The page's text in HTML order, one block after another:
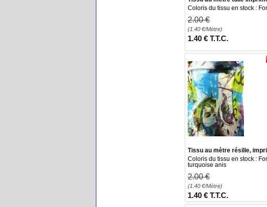
Coloris du tissu en stock :
2.00 €
(1.40 €/Mètre)
1.40 € T.T.C.
Tissu au mètre résille,
Coloris du tissu en stock :
turquoise anis
2.00 €
(1.40 €/Mètre)
1.40 € T.T.C.